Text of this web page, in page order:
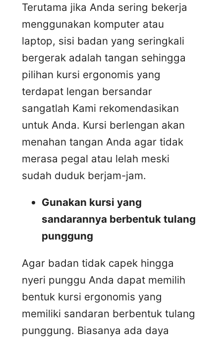
Terutama jika Anda sering bekerja
menggunakan komputer atau
laptop, sisi badan yang seringkali
bergerak adalah tangan sehingga
pilihan kursi ergonomis yang
terdapat lengan bersandar
sangatlah Kami rekomendasikan
untuk Anda. Kursi berlengan akan
menahan tangan Anda agar tidak
merasa pegal atau lelah meski
sudah duduk berjam-jam.
Gunakan kursi yang
sandarannya berbentuk tulang
punggung
Agar badan tidak capek hingga
nyeri punggu Anda dapat memilih
bentuk kursi ergonomis yang
memiliki sandaran berbentuk tulang
punggung. Biasanya ada daya